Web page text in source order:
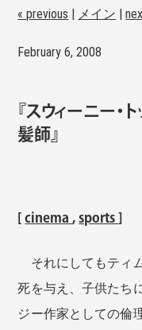
REPORT
NOBODY STORE
« previous メイン |
February 6, 2008
『スウィーニー
髪師』
[cinema,sports]
それにしてもティ
死を与え、子供たち
ジー作家としての倫